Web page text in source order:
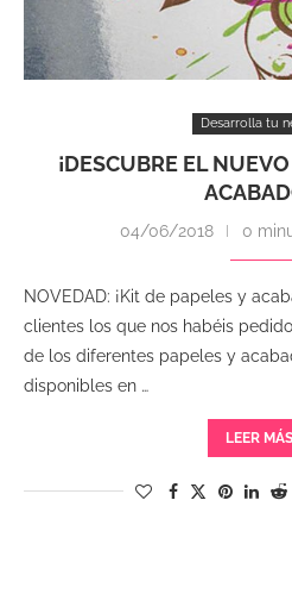
Desarrolla tu
¡DESCUBRE EL
04/06/2018 0
NOVEDAD: ¡Kit de papeles y
clientes los que nos habéis
de los diferentes papeles y
disponibles en …
LEER MÁS